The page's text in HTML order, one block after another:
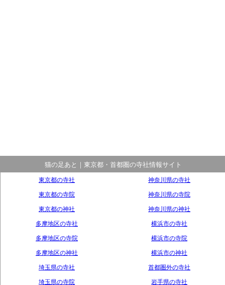
猫の足あと｜東京都・首都圏の寺社情報サイト
東京都の寺社
東京都の寺院
東京都の神社
多摩地区の寺社
多摩地区の寺院
多摩地区の神社
神奈川県の寺社
神奈川県の寺院
神奈川県の神社
横浜市の寺社
横浜市の寺院
横浜市の神社
埼玉県の寺社
埼玉県の寺院
首都圏外の寺社
岩手県の寺社